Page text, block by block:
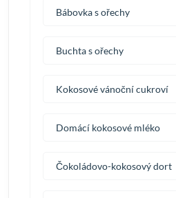
Bábovka s ořechy
Buchta s ořechy
Kokosové vánoční cukroví
Domácí kokosové mléko
Čokoládovo-kokosový dort